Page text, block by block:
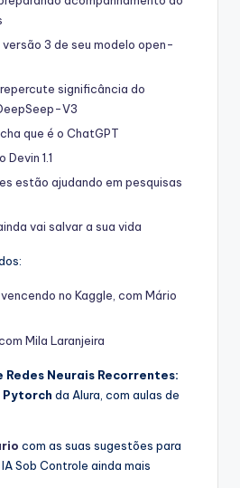
3 de seu modelo open-
significância do
V3
que é o ChatGPT
1.1
estão ajudando em pesquisas
vai salvar a sua vida
no Kaggle, com Mário
Mila Laranjeira
Redes Neurais Recorrentes:
Pytorch da Alura, com aulas de
com as suas sugestões para
Sob Controle ainda mais